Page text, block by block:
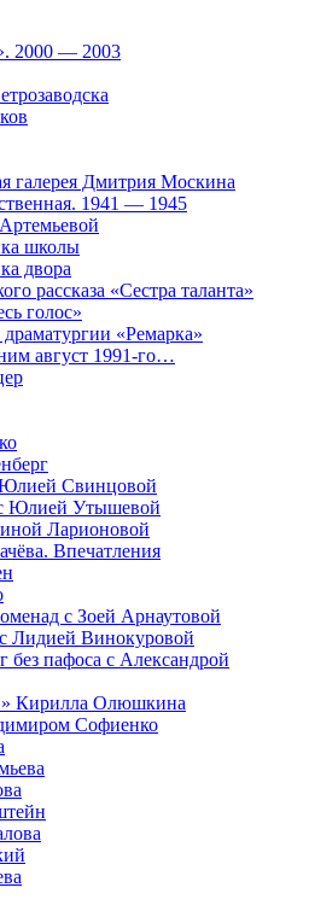
2000 — 2003
галерея Дмитрия Москина
1941 — 1945
школы
двора
рассказа «Сестра таланта»
голос»
«Ремарка»
август 1991-го…
Юлией Свинцовой
Юлией Утышевой
Ларионовой
Впечатления
с Зоей Арнаутовой
Лидией Винокуровой
без пафоса с Александрой
Кирилла Олюшкина
Софиенко